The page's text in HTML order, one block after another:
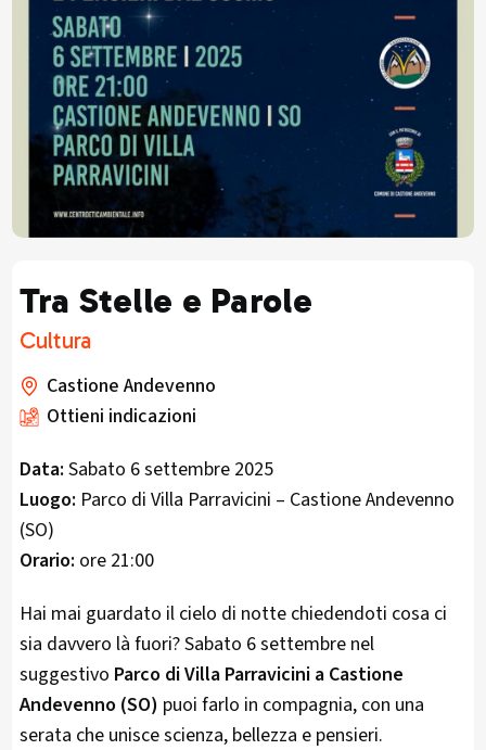
Tra Stelle e Parole
Cultura
Castione Andevenno
Ottieni indicazioni
Data: Sabato 6 settembre 2025
Luogo: Parco di Villa Parravicini – Castione Andevenno
(SO)
Orario: ore 21:00
Hai mai guardato il cielo di notte chiedendoti cosa ci
sia davvero là fuori? Sabato 6 settembre nel
suggestivo Parco di Villa Parravicini a Castione
Andevenno (SO) puoi farlo in compagnia, con una
serata che unisce scienza, bellezza e pensieri.